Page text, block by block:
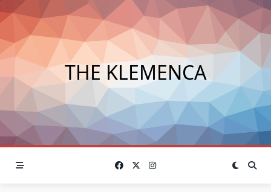
Skip
to
content
THE KLEMENCA